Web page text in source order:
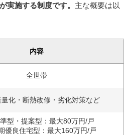
実施する制度です。 主な概要は以
内容
全世帯
量化・断熱改修・劣化対策など
型・提案型：最大80万円/戸
優良住宅型：最大160万円/戸